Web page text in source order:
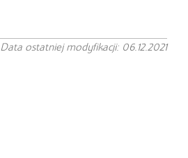
Data ostatniej modyfikacji: 06.12.2021